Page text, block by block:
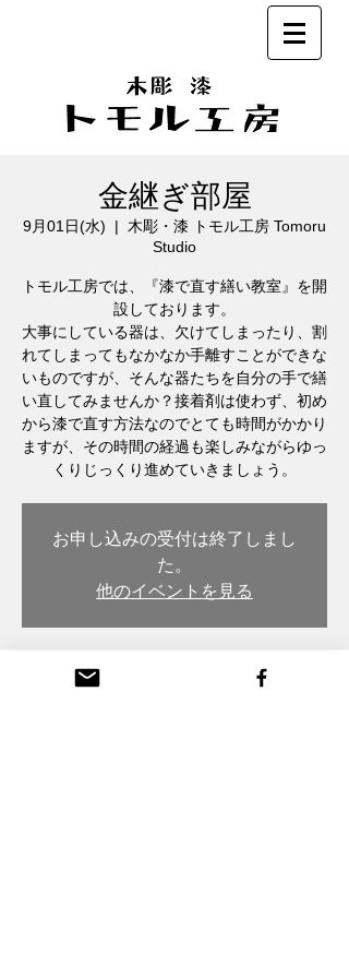
金継ぎ部屋
9月01日(水)
  |
木彫・漆 トモル工房 Tomoru
Studio
トモル工房では、『漆で直す繕い教室』を開
設しております。
大事にしている器は、欠けてしまったり、割
れてしまってもなかなか手離すことができな
いものですが、そんな器たちを自分の手で繕
い直してみませんか？接着剤は使わず、初め
から漆で直す方法なのでとても時間がかかり
ますが、その時間の経過も楽しみながらゆっ
くりじっくり進めていきましょう。
お申し込みの受付は終了しまし
た。
他のイベントを見る
日時・場所